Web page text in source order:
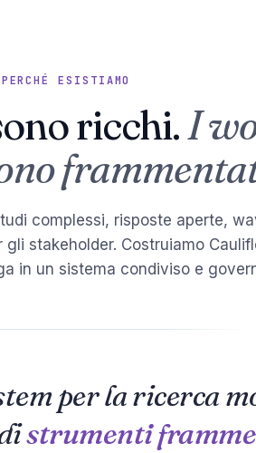
PERCHÉ ESISTIAMO
ricchi.I
complessi, risposte aperte,
stakeholder. Costruiamo
in un sistema condiviso e
per la ricerca
strumenti